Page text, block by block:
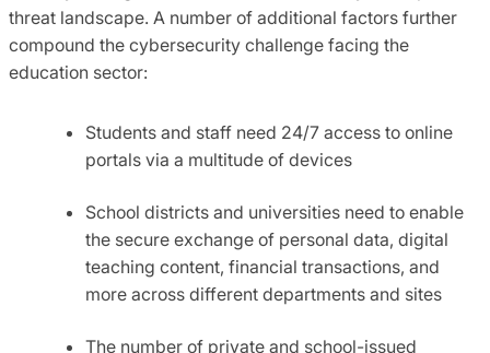
threat landscape. A number of additional factors further
compound the cybersecurity challenge facing the
education sector:
Students and staff need 24/7 access to online
portals via a multitude of devices
School districts and universities need to enable
the secure exchange of personal data, digital
teaching content, financial transactions, and
more across different departments and sites
The number of private and school-issued